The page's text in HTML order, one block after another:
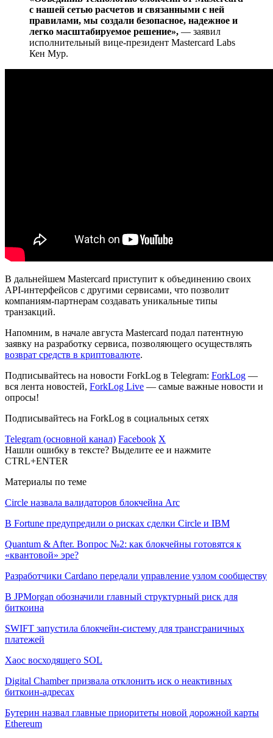
с нашей сетью расчетов и связанными с ней
правилами, мы создали безопасное, надежное и
легко масштабируемое решение», — заявил
исполнительный вице-президент Mastercard Labs
Кен Мур.
В дальнейшем Mastercard приступит к объединению своих
API-интерфейсов с другими сервисами, что позволит
компаниям-партнерам создавать уникальные типы
транзакций.
Напомним, в начале августа Mastercard подал патентную
заявку на разработку сервиса, позволяющего осуществлять
возврат средств в криптовалюте.
Подписывайтесь на новости ForkLog в Telegram: ForkLog —
вся лента новостей, ForkLog Live — самые важные новости и
опросы!
Подписывайтесь на ForkLog в социальных сетях
Telegram (основной канал) Facebook X
Нашли ошибку в тексте? Выделите ее и нажмите
CTRL+ENTER
Материалы по теме
Circle назвала валидаторов блокчейна Arc
В Fortune предупредили о рисках сделки Circle и IBM
Quantum & After. Вопрос №2: как блокчейны готовятся к
«квантовой» эре?
Разработчики Cardano передали управление узлом сообществу
В JPMorgan обозначили главный структурный риск для
биткоина
SWIFT запустила блокчейн-систему для трансграничных
платежей
Хаос восходящего SOL
Digital Chamber призвала отклонить иск о неактивных
биткоин-адресах
Бутерин назвал главные приоритеты новой дорожной карты
Ethereum